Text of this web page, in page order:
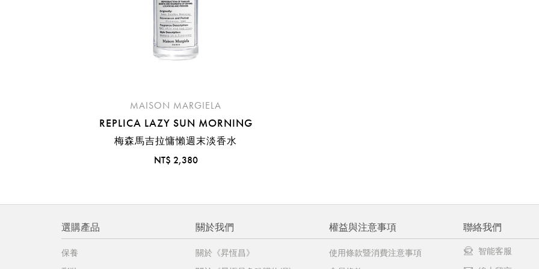
MAISON MARGIELA
REPLICA LAZY SUN MORNING
梅森馬吉拉慵懶週末淡香水
NT$ 2,380
選購產品
保養
關於我們
關於《昇恆昌》
權益與注意事項
使用條款暨消費注意事項
聯絡我們
智能客服